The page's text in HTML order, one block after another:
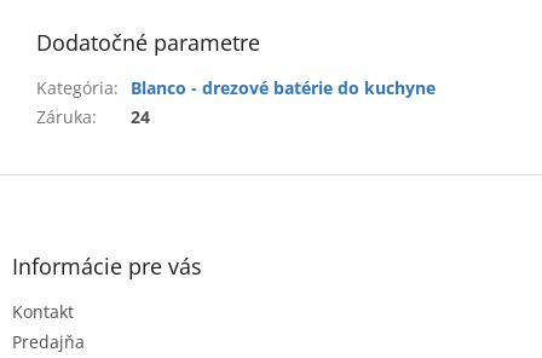
Dodatočné parametre
Kategória:
Blanco - drezové batérie do kuchyne
Záruka: 24
Z
Informácie pre vás
Kontakt
Predajňa